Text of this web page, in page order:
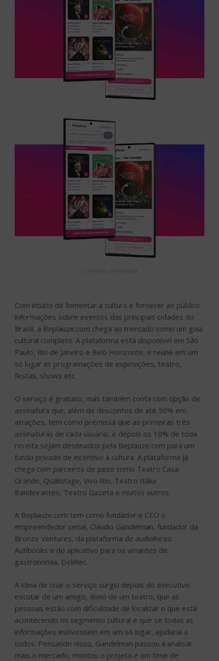
Com intuito de fomentar a cultura e fornecer ao público
informações sobre eventos das principais cidades do
Brasil, a Beplauze.com chega ao mercado como um guia
cultural completo. A plataforma está disponível em São
Paulo, Rio de Janeiro e Belo Horizonte, e reúne em um
só lugar as programações de exposições, teatro,
festas, shows etc.
O serviço é gratuito, mas também conta com opção de
assinatura que, além de descontos de até 50% em
atrações, tem como premissa que as primeiras três
assinaturas de cada usuário, e depois os 10% de toda
receita sejam destinados pela Beplauze.com para um
fundo privado de incentivo à cultura. A plataforma já
chega com parceiros de peso como Teatro Casa
Grande, Qualistage, Vivo Rio, Teatro Itália
Bandeirantes, Teatro Gazeta e muitos outros.
A Beplauze.com tem como fundador e CEO o
empreendedor serial, Claudio Gandelman, fundador da
Bronze Ventures, da plataforma de audiolivros
Autibooks e do aplicativo para os amantes de
gastronomia, DeliRec.
A ideia de criar o serviço surgiu depois do executivo
escutar de um amigo, dono de um teatro, que as
pessoas estão com dificuldade de localizar o que está
acontecendo no segmento cultural e que se todas as
informações estivessem em um só lugar, ajudaria a
todos. Pensando nisso, Gandelman passou a analisar
mais o mercado, montou o projeto e um time de